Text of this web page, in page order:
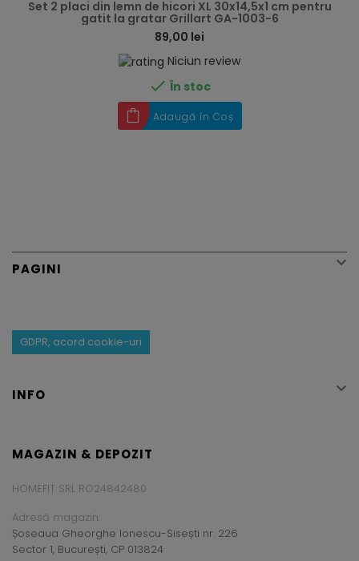
Set 2 placi din lemn de hicori XL 30x14,5x1 cm pentru
gatit la gratar Grillart GA-1003-6
89,00 lei
Niciun review
 În stoc
Adaugă în Coș
PAGINI 
GDPR, acord cookie-uri
INFO 
MAGAZIN & DEPOZIT
HOMEFIT SRL RO24842480
Adresă magazin:
Șoseaua Gheorghe Ionescu-Sisești nr. 226
Sector 1, București, CP 013824